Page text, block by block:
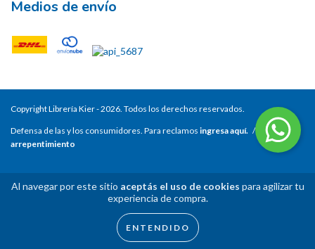
Al navegar por este sitio aceptás el uso de cookies para agilizar tu
experiencia de compra.
ENTENDIDO
Medios de envío
Copyright Librería Kier - 2026. Todos los derechos reservados.
Defensa de las y los consumidores. Para reclamos ingresa aquí. /
Botón de
arrepentimiento